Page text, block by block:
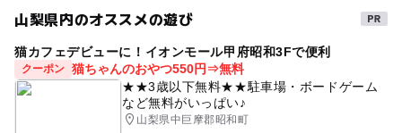
山梨県内のオススメの遊び
猫カフェデビューに！イオンモール甲府昭和3Fで便利
クーポン 猫ちゃんのおやつ550円⇒無料
★★3歳以下無料★★駐車場・ボードゲーム
など無料がいっぱい♪
山梨県中巨摩郡昭和町